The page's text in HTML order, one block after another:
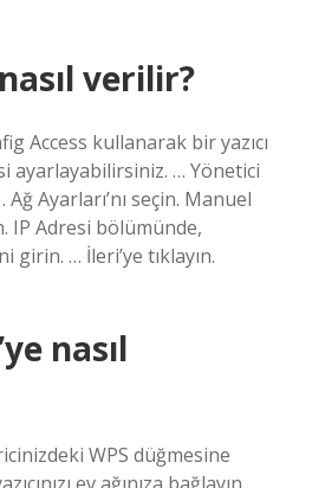
verilir?
Access kullanarak bir yazıcı
ayarlayabilirsiniz. … Yönetici
Ayarları’nı seçin. Manuel
IP Adresi bölümünde,
… İleri’ye tıklayın.
nasıl
WPS düğmesine